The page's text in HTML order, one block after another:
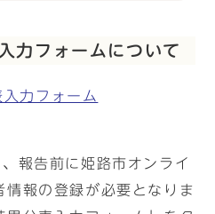
力フォームについて
力フォーム
報告前に姫路市オンライ
情報の登録が必要となりま